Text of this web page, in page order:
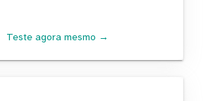
Teste agora mesmo →